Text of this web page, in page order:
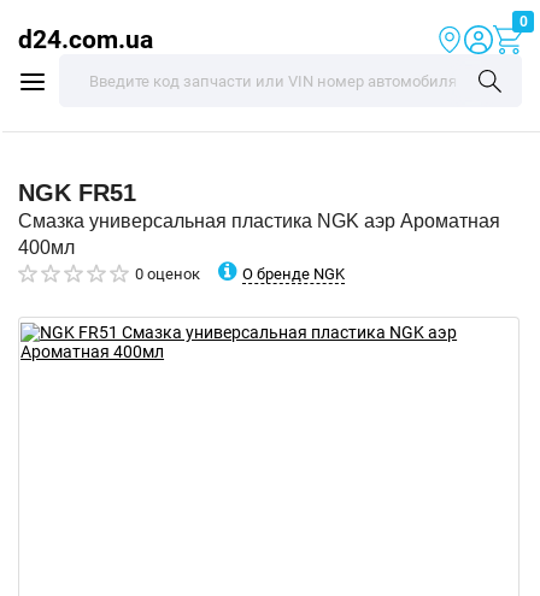
d24.com.ua
0
NGK FR51
Смазка универсальная пластика NGK аэр Ароматная
400мл
0 оценок О бренде NGK